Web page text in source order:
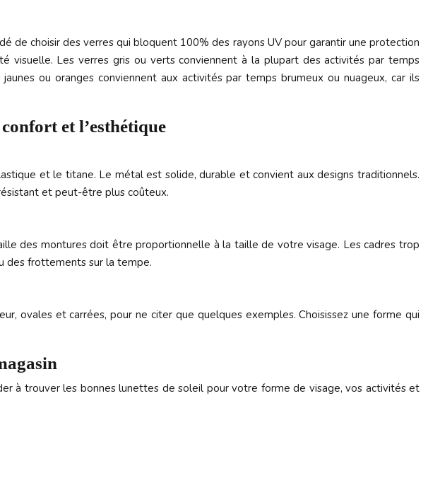
de choisir des verres qui bloquent 100% des rayons UV pour garantir une protection
visuelle. Les verres gris ou verts conviennent à la plupart des activités par temps
ou oranges conviennent aux activités par temps brumeux ou nuageux, car ils
et l’esthétique
et le titane. Le métal est solide, durable et convient aux designs traditionnels.
et peut-être plus coûteux.
des montures doit être proportionnelle à la taille de votre visage. Les cadres trop
des frottements sur la tempe.
ovales et carrées, pour ne citer que quelques exemples. Choisissez une forme qui
à trouver les bonnes lunettes de soleil pour votre forme de visage, vos activités et